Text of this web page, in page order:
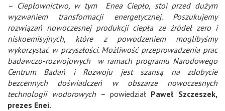
– Ciepłownictwo, w tym Enea Ciepło, stoi przed dużym
wyzwaniem transformacji energetycznej. Poszukujemy
rozwiązań nowoczesnej produkcji ciepła ze źródeł zero i
niskoemisyjnych, które z powodzeniem moglibyśmy
wykorzystać w przyszłości. Możliwość przeprowadzenia prac
badawczo-rozwojowych w ramach programu Narodowego
Centrum Badań i Rozwoju jest szansą na zdobycie
bezcennych doświadczeń w obszarze nowoczesnych
technologii wodorowych – powiedział Paweł Szczeszek,
prezes Enei.